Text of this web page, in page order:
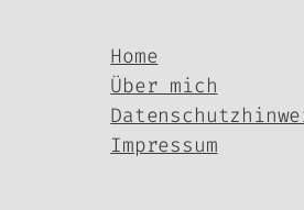
Home
Über mich
Impressum